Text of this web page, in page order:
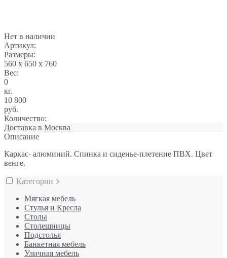
Нет в наличии
Артикул:
Размеры:
560 x 650 x 760
Вес:
0
кг.
10 800
руб.
Количество:
Доставка в Москва
Описание
Каркас- алюминий. Спинка и сиденье-плетение ПВХ. Цвет
венге.
Категории
Мягкая мебель
Стулья и Кресла
Столы
Столешницы
Подстолья
Банкетная мебель
Уличная мебель